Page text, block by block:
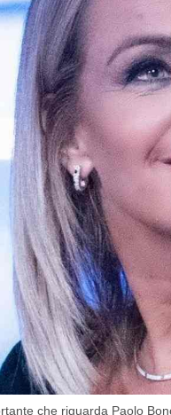
che riguarda Paolo